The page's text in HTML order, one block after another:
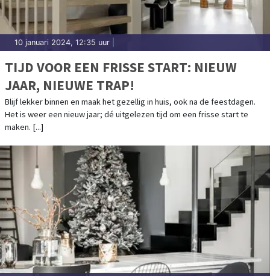
10 januari 2024, 12:35 uur
TIJD VOOR EEN FRISSE START: NIEUW
JAAR, NIEUWE TRAP!
Blijf lekker binnen en maak het gezellig in huis, ook na de feestdagen.
Het is weer een nieuw jaar; dé uitgelezen tijd om een frisse start te
maken. [...]